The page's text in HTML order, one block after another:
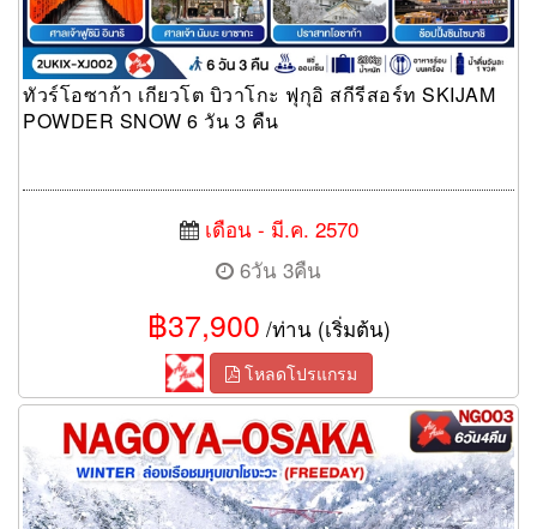
ทัวร์โอซาก้า เกียวโต บิวาโกะ ฟุกุอิ สกีรีสอร์ท SKIJAM
POWDER SNOW 6 วัน 3 คืน
เดือน - มี.ค. 2570
6วัน 3คืน
฿37,900 /ท่าน (เริ่มต้น)
โหลดโปรแกรม
ทัวร์นาโกย่า NAGOYA OSAKA WINTER ล่องเรือชมหุบเขาโชงะวะ
6 วัน 4 คืน